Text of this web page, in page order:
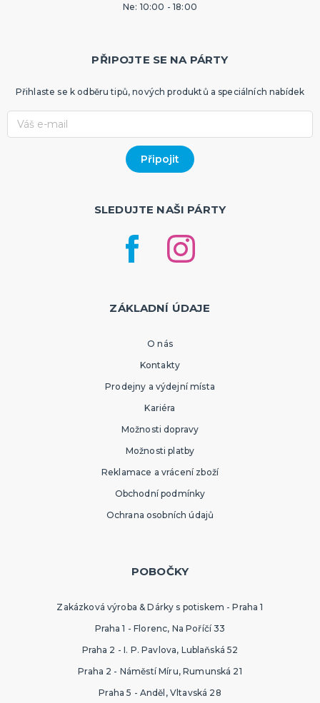
Ne: 10:00 - 18:00
PŘIPOJTE SE NA PÁRTY
Přihlaste se k odběru tipů, nových produktů a speciálních nabídek
SLEDUJTE NAŠI PÁRTY
ZÁKLADNÍ ÚDAJE
O nás
Kontakty
Prodejny a výdejní místa
Kariéra
Možnosti dopravy
Možnosti platby
Reklamace a vrácení zboží
Obchodní podmínky
Ochrana osobních údajů
POBOČKY
Zakázková výroba & Dárky s potiskem - Praha 1
Praha 1 - Florenc, Na Poříčí 33
Praha 2 - I. P. Pavlova, Lublaňská 52
Praha 2 - Náměstí Míru, Rumunská 21
Praha 5 - Anděl, Vltavská 28